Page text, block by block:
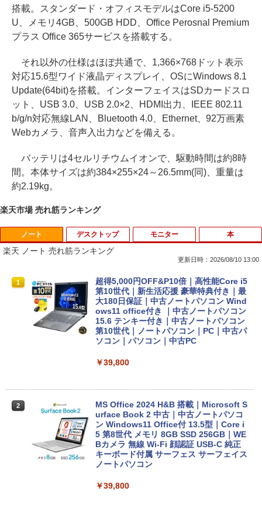
搭載。スタンダード・オフィスモデルはCore i5-5200
U、メモリ4GB、500GB HDD、Office Perosnal Premium
プラス Office 365サービスを搭載する。
それ以外の仕様はほぼ共通で、1,366×768ドット表示
対応15.6型ワイド液晶ディスプレイ、OSにWindows 8.1
Update(64bit)を搭載。インターフェイスはSDカードスロ
ット、USB 3.0、USB 2.0×2、HDMI出力、IEEE 802.11
b/g/n対応無線LAN、Bluetooth 4.0、Ethernet、92万画素
Webカメラ、音声入出力などを備える。
バッテリは4セルリチウムイオンで、駆動時間は約8時
間。本体サイズは約384×255×24～26.5mm(同)、重量は
約2.19kg。
楽天市場 売れ筋ランキング
ノート
楽天 ノート 売れ筋ランキング
更新日時：2026/08/10 13:00
1
超得5,000円OFF&P10倍｜高性能Core i5
第10世代｜新生活応援 豪華特典付き｜最
大180日保証｜中古ノートパソコン Wind
ows11 office付き ｜中古ノートパソコン
15.6 テンキー付き｜中古ノートパソコン
第10世代｜ノートパソコン｜PC｜中古パ
ソコン｜パソコン｜中古PC
￥39,800
2
MS Office 2024 H&B 搭載｜Microsoft S
urface Book 2 中古｜中古ノートパソコ
ン Windows11 Office付 13.5型｜Core i
5 第8世代 メモリ 8GB SSD 256GB｜WE
Bカメラ 無線 Wi-Fi 顔認証 USB-C 純正
キーボード付属 サーフェス サーフェイス
ノートパソコン
￥39,800
デスクトップ モニター 本